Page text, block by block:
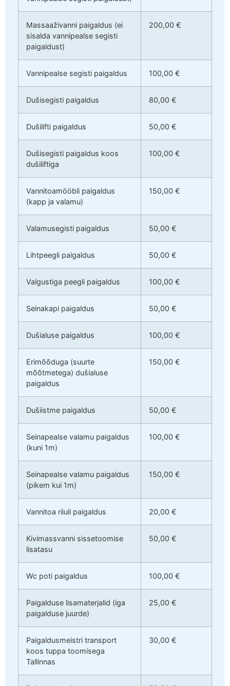
Massaaživanni paigaldus (ei
sisalda vannipealse segisti
paigaldust)
200,00 €
Vannipealse segisti paigaldus 100,00 €
Dušisegisti paigaldus 80,00 €
Dušilifti paigaldus 50,00 €
Dušisegisti paigaldus koos
dušiliftiga
100,00 €
Vannitoamööbli paigaldus
(kapp ja valamu)
150,00 €
Valamusegisti paigaldus 50,00 €
Lihtpeegli paigaldus 50,00 €
Valgustiga peegli paigaldus 100,00 €
Seinakapi paigaldus 50,00 €
Dušialuse paigaldus 100,00 €
Erimõõduga (suurte
mõõtmetega) dušialuse
paigaldus
150,00 €
Dušiistme paigaldus 50,00 €
Seinapealse valamu paigaldus
(kuni 1m)
100,00 €
Seinapealse valamu paigaldus
(pikem kui 1m)
150,00 €
Vannitoa riiuli paigaldus 20,00 €
Kivimassvanni sissetoomise
lisatasu
50,00 €
Wc poti paigaldus 100,00 €
Paigalduse lisamaterjalid (iga
paigalduse juurde)
25,00 €
Paigaldusmeistri transport
koos tuppa toomisega
Tallinnas
30,00 €